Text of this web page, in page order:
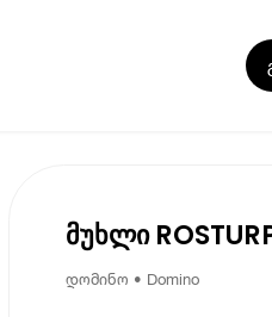
მუხლი
დომინო • Domino